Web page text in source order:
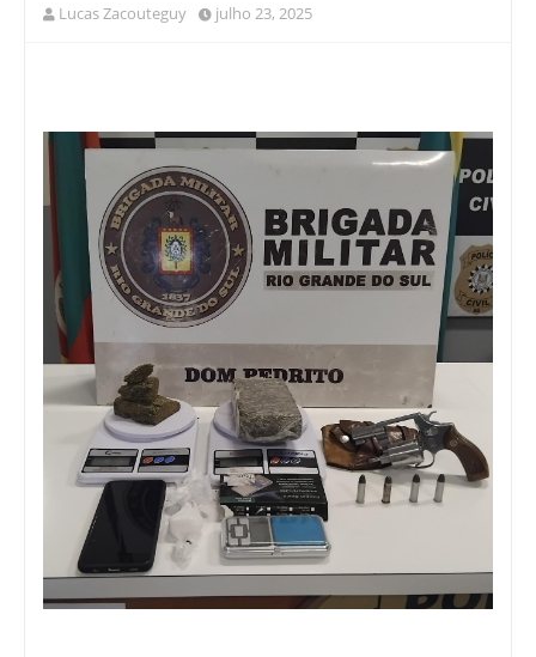
Lucas Zacouteguy julho 23, 2025